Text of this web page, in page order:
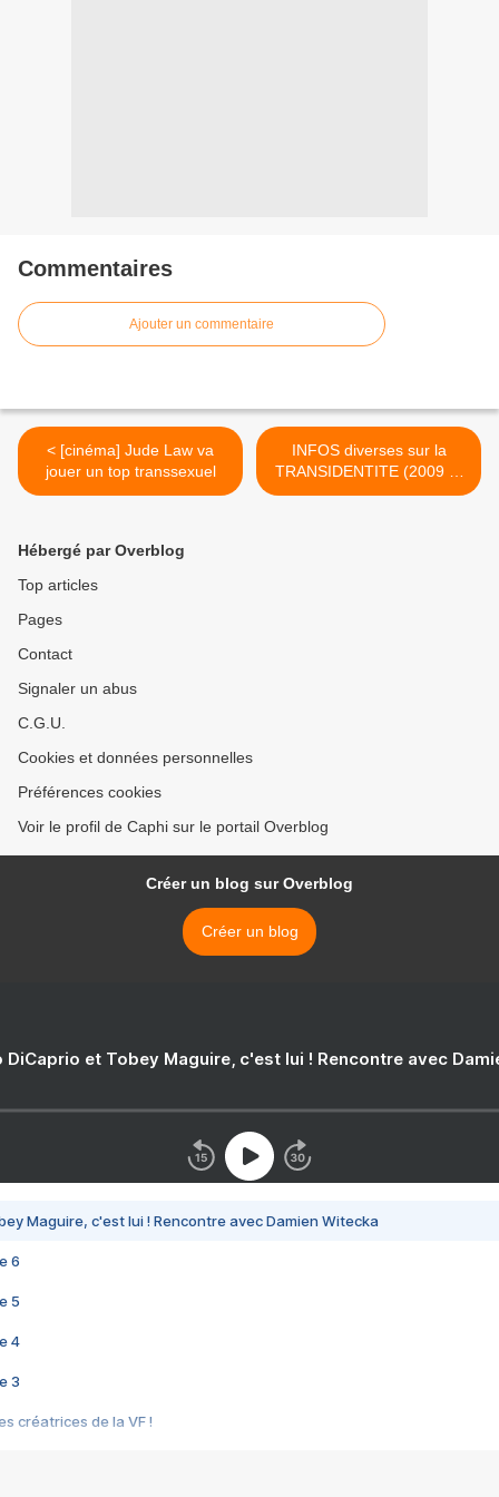
Commentaires
Ajouter un commentaire
< [cinéma] Jude Law va
jouer un top transsexuel
INFOS diverses sur la
TRANSIDENTITE (2009 et
avant) >
Hébergé par Overblog
Top articles
Pages
Contact
Signaler un abus
C.G.U.
Cookies et données personnelles
Préférences cookies
Voir le profil de Caphi sur le portail Overblog
Créer un blog sur Overblog
Créer un blog
DiCaprio et Tobey Maguire, c'est lui ! Rencontre avec
Maguire, c'est lui ! Rencontre avec Damien Witecka
6
5
4
3
créatrices de la VF !